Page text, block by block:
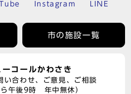
Instagram LINE
市の施設一覧
ーコールかわさき
い合わせ、ご意見、ご相談
ら午後9時 年中無休）